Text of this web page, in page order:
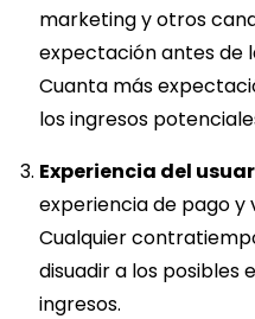
marketing y otros
expectación antes de
Cuanta más
los ingresos
Experiencia del
experiencia de pago y
Cualquier
disuadir a los
ingresos.